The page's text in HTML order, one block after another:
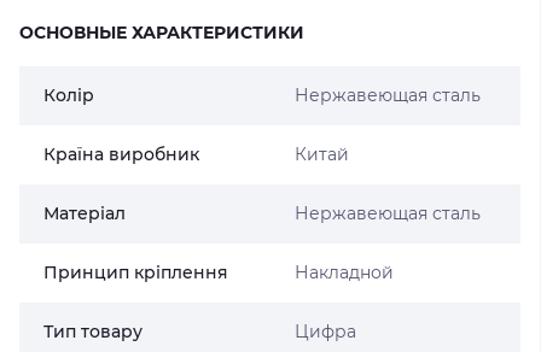
ОСНОВНЫЕ ХАРАКТЕРИСТИКИ
Колір Нержавеющая сталь
Країна виробник Китай
Матеріал Нержавеющая сталь
Принцип кріплення Накладной
Тип товару Цифра